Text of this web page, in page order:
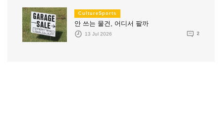
CultureSports
안 쓰는 물건, 어디서 팔까
13 Jul 2026 2